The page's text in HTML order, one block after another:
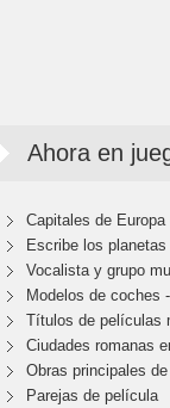
Ahora en
Capitales de
Escribe los
Vocalista y grupo
Modelos de coches
Títulos de películas
Ciudades romanas
Obras principales
Parejas de película